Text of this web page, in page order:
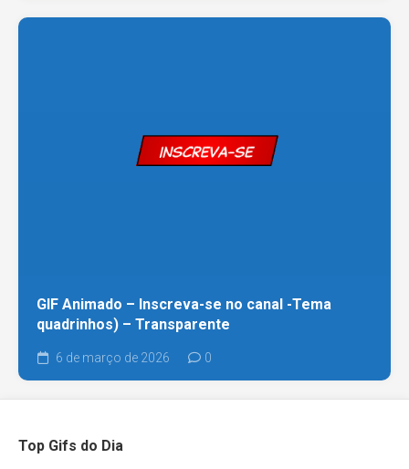
GIF Animado – Inscreva-se no canal -Tema
quadrinhos) – Transparente
6 de março de 2026 0
Top Gifs do Dia